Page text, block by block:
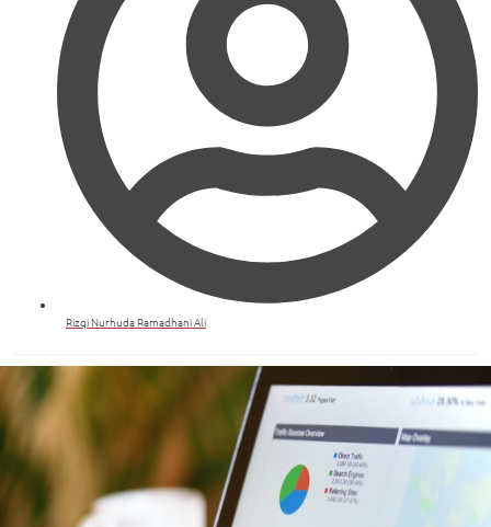
Rizqi Nurhuda Ramadhani Ali